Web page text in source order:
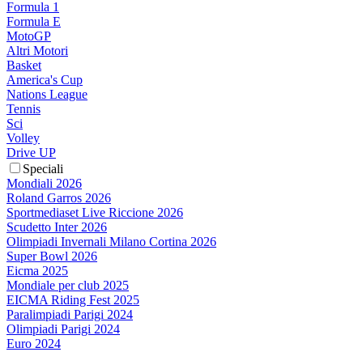
Formula 1
Formula E
MotoGP
Altri Motori
Basket
America's Cup
Nations League
Tennis
Sci
Volley
Drive UP
Speciali
Mondiali 2026
Roland Garros 2026
Sportmediaset Live Riccione 2026
Scudetto Inter 2026
Olimpiadi Invernali Milano Cortina 2026
Super Bowl 2026
Eicma 2025
Mondiale per club 2025
EICMA Riding Fest 2025
Paralimpiadi Parigi 2024
Olimpiadi Parigi 2024
Euro 2024